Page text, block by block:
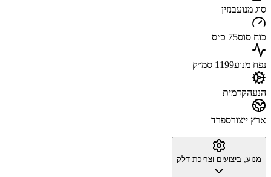
סוג מנועבנזין
כוח סוס75 כ״ס
נפח מנוע1199 סמ״ק
הנעהקדמית
ארץ ייצורספרד
מנוע, ביצועים וצריכת דלק